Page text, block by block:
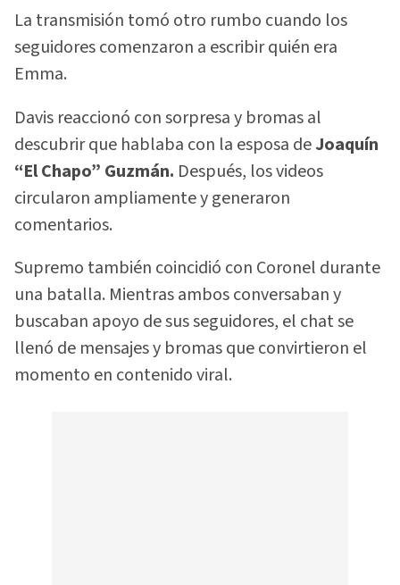
La transmisión tomó otro rumbo cuando los
seguidores comenzaron a escribir quién era
Emma.
Davis reaccionó con sorpresa y bromas al
descubrir que hablaba con la esposa deJoaquín
“El Chapo” Guzmán. Después, los videos
circularon ampliamente y generaron
comentarios.
Supremo también coincidió con Coronel durante
una batalla. Mientras ambos conversaban y
buscaban apoyo de sus seguidores, el chat se
llenó de mensajes y bromas que convirtieron el
momento en contenido viral.